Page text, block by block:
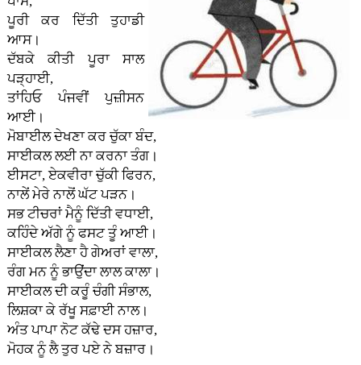
ਪੂਰੀ ਕਰ ਦਿੱਤੀ ਤੁਹਾਡੀ
ਆਸ।
ਦੱਬਕੇ ਕੀਤੀ ਪੂਰਾ ਸਾਲ
ਪੜ੍ਹਾਈ,
ਤਾਂਹਿਓ ਪੰਜਵੀਂ ਪੁਜ਼ੀਸਨ
ਆਈ।
ਮੋਬਾਈਲ ਦੇਖਣਾ ਕਰ ਚੁੱਕਾ ਬੰਦ,
ਸਾਈਕਲ ਲਈ ਨਾ ਕਰਨਾ ਤੰਗ।
ਈਸਟਾ, ਏਕਵੀਰਾ ਚੁੱਕੀ ਫਿਰਨ,
ਨਾਲੇਂ ਮੇਰੇ ਨਾਲੋਂ ਘੱਟ ਪੜਨ।
ਸਭ ਟੀਚਰਾਂ ਮੈਨੂੰ ਦਿੱਤੀ ਵਧਾਈ,
ਕਹਿੰਦੇ ਅੱਗੇ ਨੂੰ ਫਸਟ ਤੂੰ ਆਈ।
ਸਾਈਕਲ ਲੈਣਾ ਹੈ ਗੇਅਰਾਂ ਵਾਲਾ,
ਰੰਗ ਮਨ ਨੂੰ ਭਾਉਂਦਾ ਲਾਲ ਕਾਲਾ।
ਸਾਈਕਲ ਦੀ ਕਰੂੰ ਚੰਗੀ ਸੰਭਾਲ,
ਲਿਸ਼ਕਾ ਕੇ ਰੱਖੂ ਸਫ਼ਾਈ ਨਾਲ।
ਅੰਤ ਪਾਪਾ ਨੋਟ ਕੱਢੇ ਦਸ ਹਜ਼ਾਰ,
ਮੋਹਕ ਨੂੰ ਲੈ ਤੁਰ ਪਏ ਨੇ ਬਜ਼ਾਰ।